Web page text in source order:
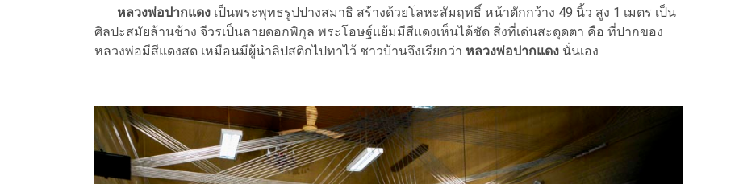
หลวงพ่อปากแดง เป็นพระพุทธรูปปางสมาธิ สร้างด้วยโลหะสัมฤทธิ์ หน้าตักกว้าง 49 นิ้ว สูง 1 เมตร เป็น
ศิลปะสมัยล้านช้าง จีวรเป็นลายดอกพิกุล พระโอษฐ์แย้มมีสีแดงเห็นได้ชัด สิ่งที่เด่นสะดุดตา คือ ที่ปากของ
หลวงพ่อมีสีแดงสด เหมือนมีผู้นำลิปสติกไปทาไว้ ชาวบ้านจึงเรียกว่า หลวงพ่อปากแดง นั่นเอง